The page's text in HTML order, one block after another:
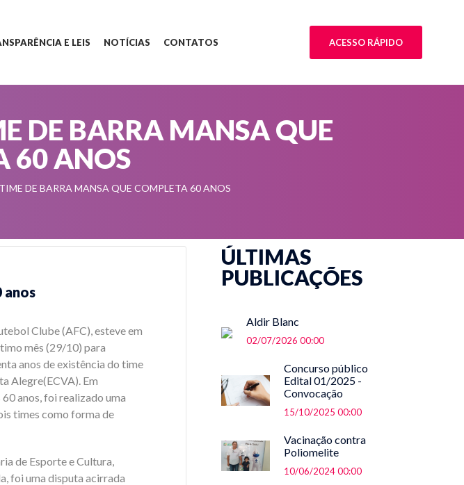
E LEIS NOTÍCIAS CONTATOS ACESSO RÁPIDO
DE BARRA MANSA QUE
60 ANOS
DE BARRA MANSA QUE COMPLETA 60 ANOS
anos
Clube (AFC), esteve em
mês (29/10) para
anos de existência do time
Alegre(ECVA). Em
anos, foi realizado uma
times como forma de
de Esporte e Cultura,
foi uma disputa acirrada
ÚLTIMAS
PUBLICAÇÕES
Aldir Blanc
02/07/2026 00:00
Concurso público
Edital 01/2025 -
Convocação
15/10/2025 00:00
Vacinação contra
Poliomelite
10/06/2024 00:00